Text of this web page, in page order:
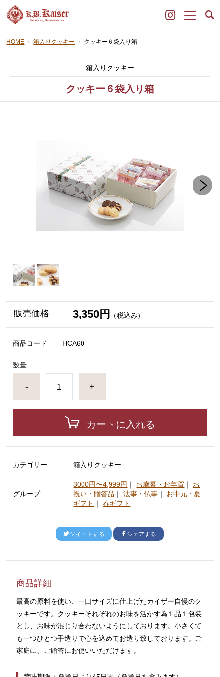
HOME 箱入りクッキー クッキー６袋入り箱
箱入りクッキー
クッキー６袋入り箱
販売価格 3,350円 （税込み）
商品コード HCA60
数量
- +
カートに入れる
カテゴリー 箱入りクッキー
グループ
3000円〜4,999円 ｜ お歳暮・お年賀 ｜ お
祝い・贈答品 ｜法事・仏事 ｜ お中元・夏
ギフト ｜春ギフト
ツイートする シェアする
商品詳細
最高の原料を使い、一口サイズに仕上げたカイザー自慢のク
ッキーです。クッキーそれぞれのお味を活かす為１品１包装
とし、お味が混じり合わないようにしております。小さくて
も一つひとつ手造りで心を込めてお造り致しております。ご
家庭に、ご贈答にお使いいただけます。